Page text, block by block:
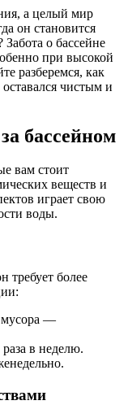
а целый мир
он становится
о бассейне
при высокой
разберемся, как
чистым и
бассейном
вам стоит
веществ и
играет свою
воды.
требует более
мусора —
в неделю.